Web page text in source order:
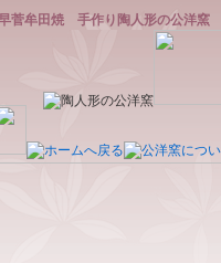
菅牟田焼 手作り陶人形の公洋窯